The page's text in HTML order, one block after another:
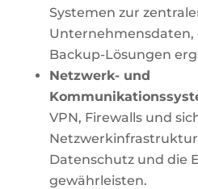
Systemen zur
Unternehmensdaten,
Backup-Lösungen
Netzwerk- und
VPN, Firewalls und
Datenschutz und die
gewährleisten.